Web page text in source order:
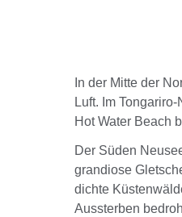
In der Mitte der
Luft. Im
Hot Water Beach
Der Süden
grandiose
dichte
Aussterben